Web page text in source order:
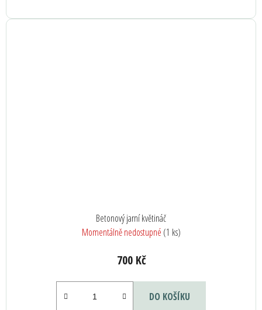
Betonový jarní květináč
Momentálně nedostupné (1 ks)
700 Kč
DO KOŠÍKU